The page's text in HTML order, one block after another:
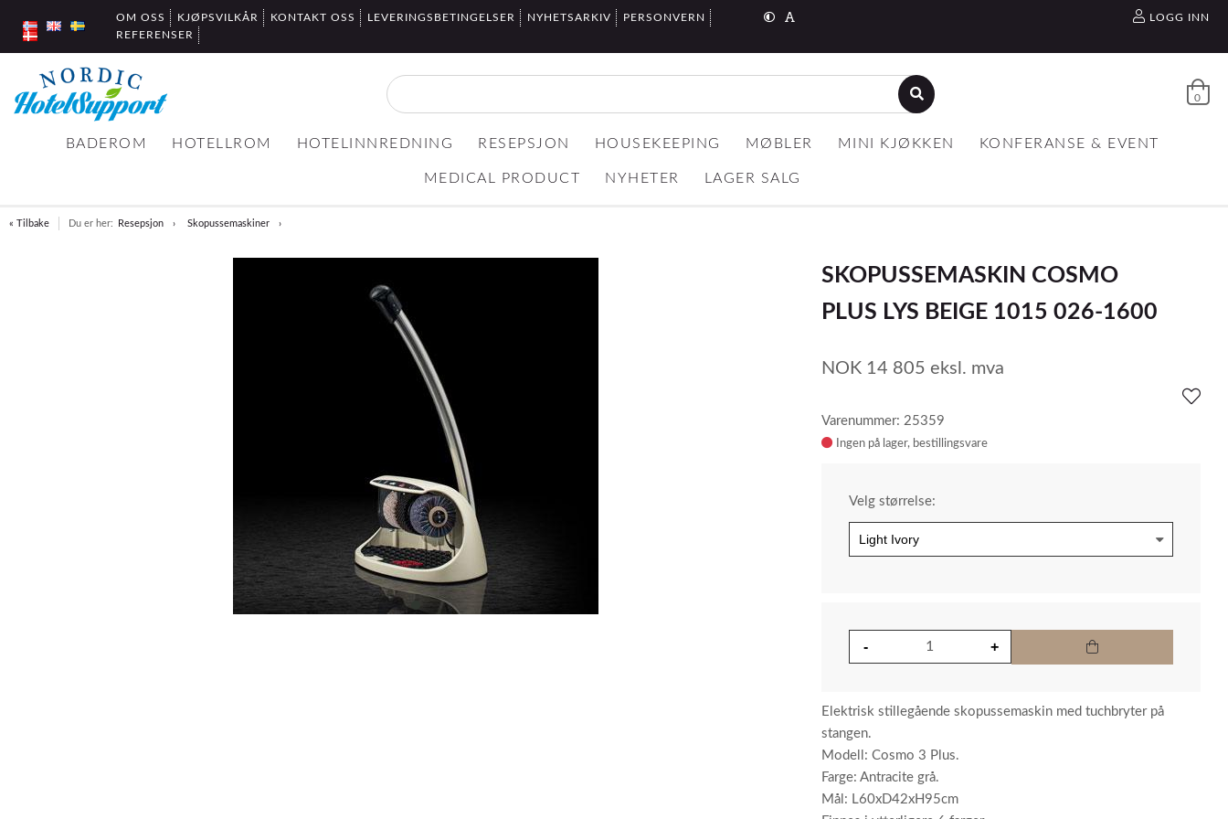
OM OSS KJØPSVILKÅR KONTAKT OSS LEVERINGSBETINGELSER NYHETSARKIV
PERSONVERN
REFERENSER
LOGG INN
0
BADEROM HOTELLROM HOTELINNREDNING RESEPSJON HOUSEKEEPING MØBLER MINI KJØKKEN KONFERANSE & EVENT
MEDICAL PRODUCT NYHETER LAGER SALG
« Tilbake Du er her: Resepsjon Skopussemaskiner
item
SKOPUSSEMASKIN COSMO
PLUS LYS BEIGE 1015 026-1600
NOK 14 805 eksl. mva
Varenummer: 25359
Ingen på lager
Velg størrelse:
Elektrisk stillegående skopussemaskin med tuchbryter på
stangen.
Modell: Cosmo 3 Plus.
Farge: Antracite grå.
Mål: L60xD42xH95cm